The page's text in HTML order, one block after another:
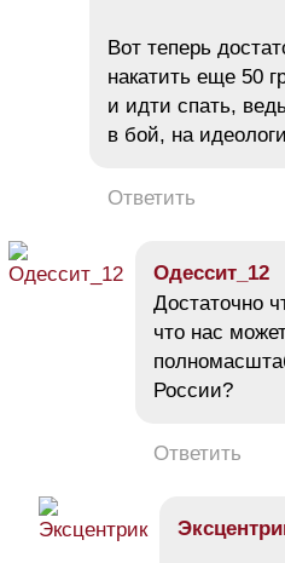
Вот теперь
накатить еще 50
и идти спать,
в бой, на
Ответить
Одессит_12
Достаточно
что нас
России?
Ответить